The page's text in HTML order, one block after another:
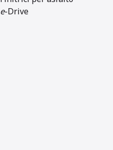
e-Drive